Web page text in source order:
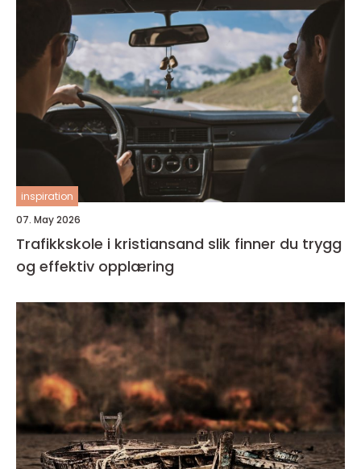
inspiration
07. May 2026
Trafikkskole i kristiansand slik finner du trygg
og effektiv opplæring